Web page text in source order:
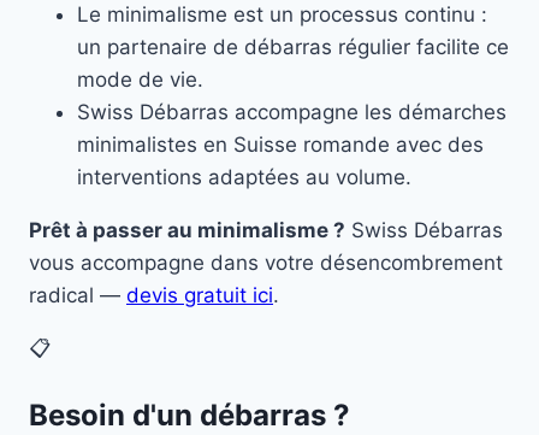
Le minimalisme est un processus continu :
un partenaire de débarras régulier facilite ce
mode de vie.
Swiss Débarras accompagne les démarches
minimalistes en Suisse romande avec des
interventions adaptées au volume.
Prêt à passer au minimalisme ? Swiss Débarras
vous accompagne dans votre désencombrement
radical — devis gratuit ici.
📋
Besoin d'un débarras ?